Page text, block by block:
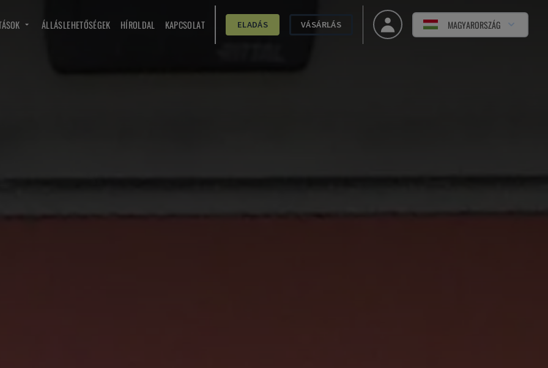
ÁLLÁSLEHETŐSÉGEK HÍROLDAL KAPCSOLAT ELADÁS VÁSÁRLÁS MAGYARORSZÁG